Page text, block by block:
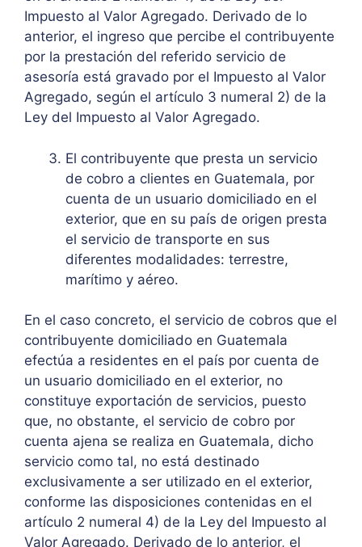
Impuesto al Valor Agregado. Derivado de lo
anterior, el ingreso que percibe el contribuyente
por la prestación del referido servicio de
asesoría está gravado por el Impuesto al Valor
Agregado, según el artículo 3 numeral 2) de la
Ley del Impuesto al Valor Agregado.
El contribuyente que presta un servicio
de cobro a clientes en Guatemala, por
cuenta de un usuario domiciliado en el
exterior, que en su país de origen presta
el servicio de transporte en sus
diferentes modalidades: terrestre,
marítimo y aéreo.
En el caso concreto, el servicio de cobros que el
contribuyente domiciliado en Guatemala
efectúa a residentes en el país por cuenta de
un usuario domiciliado en el exterior, no
constituye exportación de servicios, puesto
que, no obstante, el servicio de cobro por
cuenta ajena se realiza en Guatemala, dicho
servicio como tal, no está destinado
exclusivamente a ser utilizado en el exterior,
conforme las disposiciones contenidas en el
artículo 2 numeral 4) de la Ley del Impuesto al
Valor Agregado. Derivado de lo anterior, el